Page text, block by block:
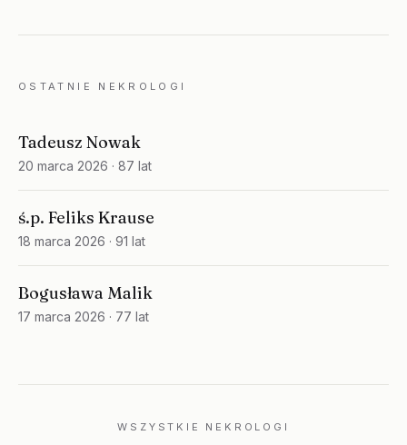
OSTATNIE NEKROLOGI
Tadeusz Nowak
20 marca 2026 · 87 lat
ś.p. Feliks Krause
18 marca 2026 · 91 lat
Bogusława Malik
17 marca 2026 · 77 lat
WSZYSTKIE NEKROLOGI